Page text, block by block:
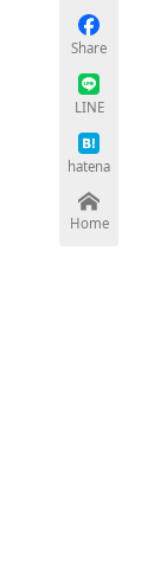
Share
LINE
hatena
Home